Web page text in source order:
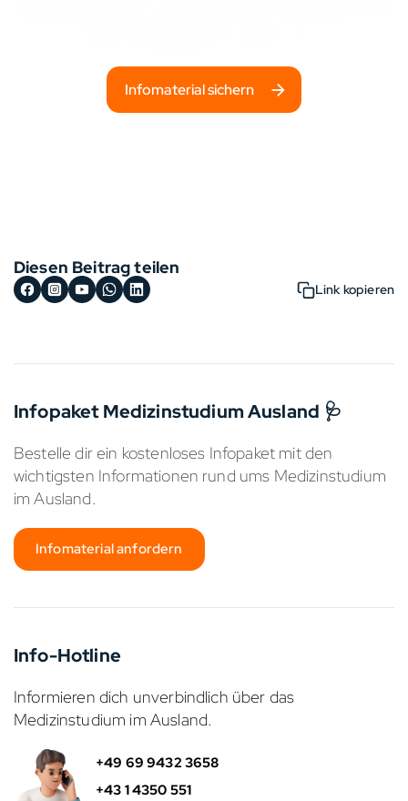
Infomaterial sichern
Diesen Beitrag teilen
Link kopieren
Infopaket Medizinstudium Ausland 🩺
Bestelle dir ein kostenloses Infopaket mit den
wichtigsten Informationen rund ums Medizinstudium
im Ausland.
Infomaterial anfordern
Info-Hotline
Informieren dich unverbindlich über das
Medizinstudium im Ausland.
+49 69 9432 3658
+43 1 4350 551